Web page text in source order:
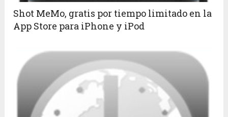
Shot MeMo, gratis por tiempo limitado en la
App Store para iPhone y iPod